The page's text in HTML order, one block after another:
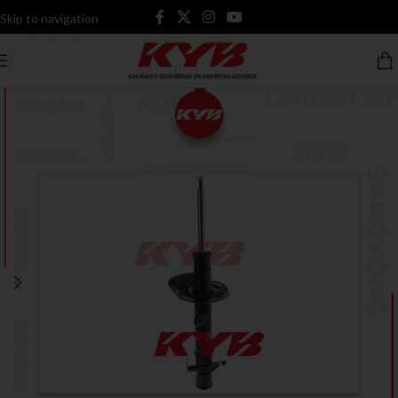
Skip to navigation
Skip to main content